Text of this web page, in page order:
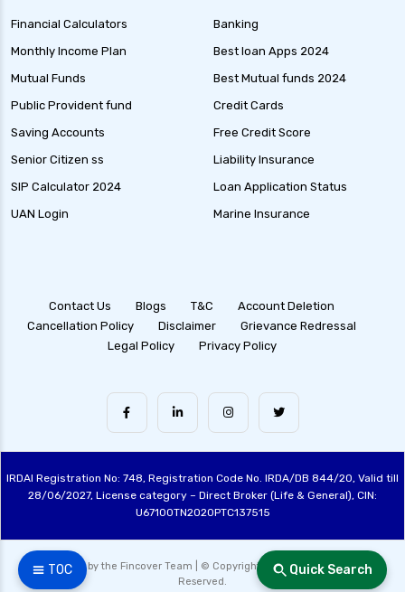
☰ TOC Quick Search
Financial Calculators
Monthly Income Plan
Mutual Funds
Public Provident fund
Saving Accounts
Senior Citizen ss
SIP Calculator 2024
UAN Login
Banking
Best loan Apps 2024
Best Mutual funds 2024
Credit Cards
Free Credit Score
Liability Insurance
Loan Application Status
Marine Insurance
Contact Us Blogs T&C
Account Deletion
Cancellation Policy
Disclaimer
Grievance Redressal
Legal Policy
Privacy Policy
IRDAI Registration No: 748, Registration Code No. IRDA/DB 844/20, Valid till
28/06/2027, License category – Direct Broker (Life & General), CIN:
U67100TN2020PTC137515
Made with ❤️ by the Fincover Team | © Copyright 2026 Fincover. All Rights
Reserved.